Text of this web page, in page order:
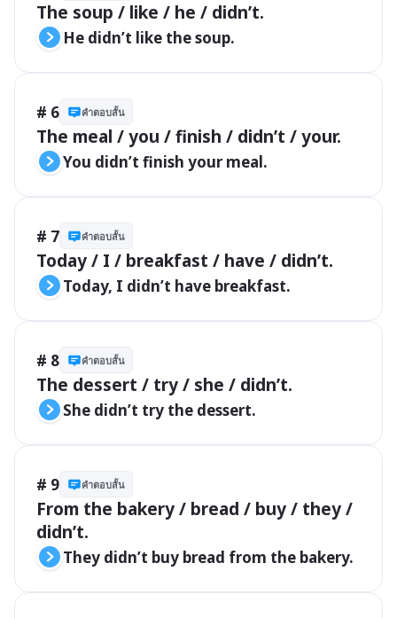
The soup / like / he / didn’t.
He didn’t like the soup.
# 6 คำตอบสั้น
The meal / you / finish / didn’t / your.
You didn’t finish your meal.
# 7 คำตอบสั้น
Today / I / breakfast / have / didn’t.
Today, I didn’t have breakfast.
# 8 คำตอบสั้น
The dessert / try / she / didn’t.
She didn’t try the dessert.
# 9 คำตอบสั้น
From the bakery / bread / buy / they /
didn’t.
They didn’t buy bread from the bakery.